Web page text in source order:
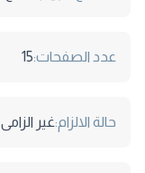
عدد الصفحات:15
حالة الالزام:غير الزامى